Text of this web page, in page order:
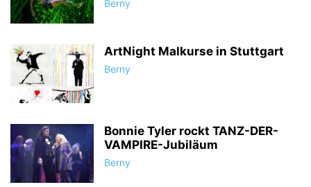
Berny
ArtNight Malkurse in Stuttgart
Berny
Bonnie Tyler rockt TANZ-DER-
VAMPIRE-Jubiläum
Berny